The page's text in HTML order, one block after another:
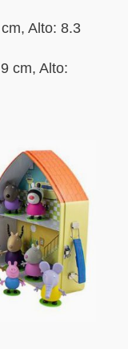
Alto: 8.3
cm, Alto: